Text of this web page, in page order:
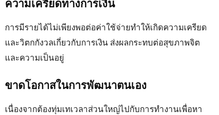
ความเครียดทางการเงิน
การมีรายได้ไม่เพียงพอต่อค่าใช้จ่ายทำให้เกิดความเครียด
และวิตกกังวลเกี่ยวกับการเงิน ส่งผลกระทบต่อสุขภาพจิต
และความเป็นอยู่
ขาดโอกาสในการพัฒนาตนเอง
เนื่องจากต้องทุ่มเทเวลาส่วนใหญ่ไปกับการทำงานเพื่อหา